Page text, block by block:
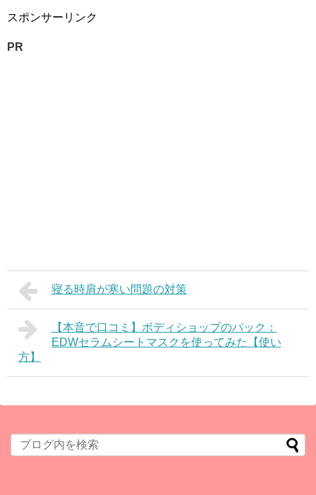
スポンサーリンク
PR
寝る時肩が寒い問題の対策
【本音で口コミ】ボディショップのパック：
EDWセラムシートマスクを使ってみた【使い
方】